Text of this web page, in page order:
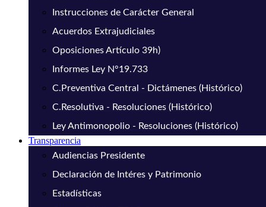
Instrucciones de Carácter General
Acuerdos Extrajudiciales
Oposiciones Artículo 39h)
Informes Ley N°19.733
C.Preventiva Central - Dictámenes (Histórico)
C.Resolutiva - Resoluciones (Histórico)
Ley Antimonopolio - Resoluciones (Histórico)
Transparencia
Audiencias Presidente
Declaración de Intéres y Patrimonio
Estadísticas